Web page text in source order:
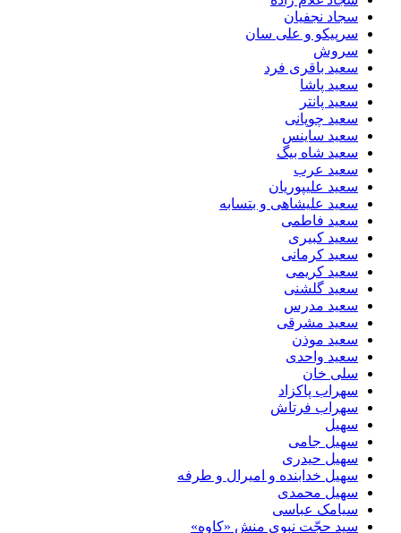
سجاد نجفیان
سرپیکو و علی سان
سروش
سعید باقری فرد
سعید پاشا
سعید پانتر
سعید چوپانی
سعید ساینس
سعید شاه بیگ
سعید عرب
سعید علیپوریان
سعید علیشاهی و بتسابه
سعید فاطمی
سعید کبیری
سعید کرمانی
سعید کریمی
سعید گلشنی
سعید مدرس
سعید مشرقی
سعید موذن
سعید واحدی
سلی خان
سهراب پاکزاد
سهراب فرتاش
سهیل
سهیل جامی
سهیل حیدری
سهیل خدابنده و امیرال و طرفه
سهیل محمدی
سیامک عباسی
سید حجّت نبوی منش «کاوه»